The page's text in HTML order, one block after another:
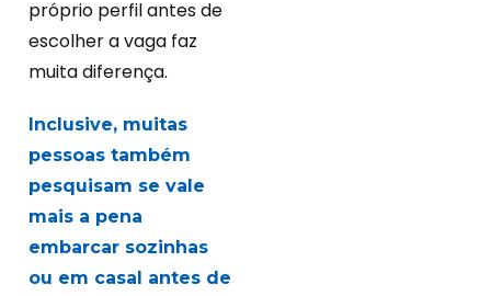
próprio perfil antes de
escolher a vaga faz
muita diferença.
Inclusive, muitas
pessoas também
pesquisam se vale
mais a pena
embarcar sozinhas
ou em casal antes de